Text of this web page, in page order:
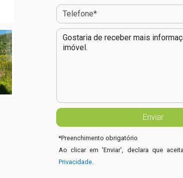
*Preenchimento obrigatório
Ao clicar em 'Enviar', declara que
Privacidade.